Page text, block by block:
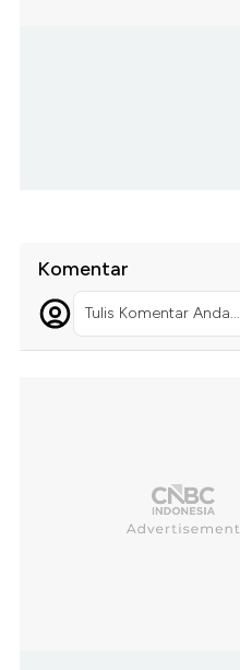
Komentar
Tulis Komentar Anda...